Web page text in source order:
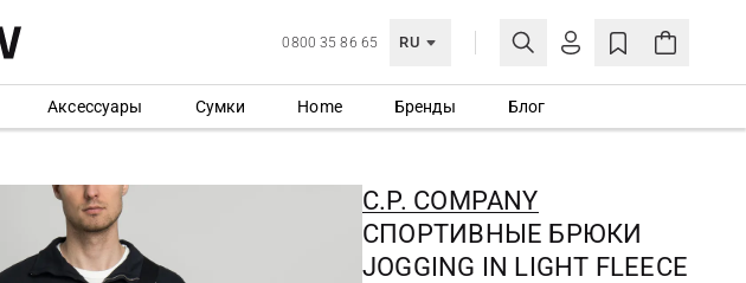
0800 35 86 65 RU
ЛИЧНЫЙ КАБИНЕТ
Еще не зарегистрированы?
СОЗДАТЬ УЧЕТНУЮ ЗАПИСЬ
Аксессуары Сумки Home Бренды Блог
C.P. COMPANY
СПОРТИВНЫЕ БРЮКИ
JOGGING IN LIGHT FLEECE